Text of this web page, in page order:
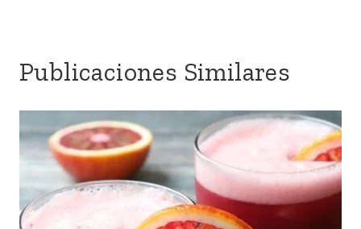
Publicaciones Similares